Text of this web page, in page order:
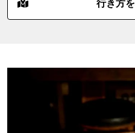
行き方